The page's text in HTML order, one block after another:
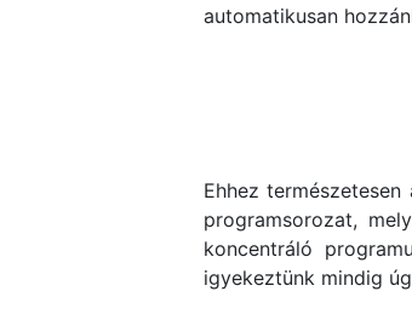
automatikusan
Ehhez
programsorozat,
koncentráló
igyekeztünk mindig